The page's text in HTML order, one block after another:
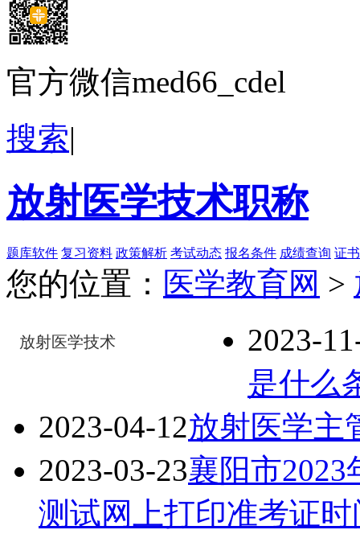
官方微信med66_cdel
搜索|
放射医学技术职称
题库软件 复习资料 政策解析 考试动态 报名条件 成绩查询 证
您的位置： 医学教育网 >
放射医学技术
2023-
是什么
2023-04-12放射医学主
2023-03-23襄阳市
测试网上打印准考证时